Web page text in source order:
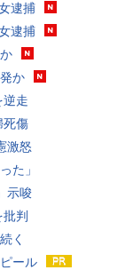
逮捕
逮捕
か
逆走
死傷
激怒
た」
示唆
判
く
ール